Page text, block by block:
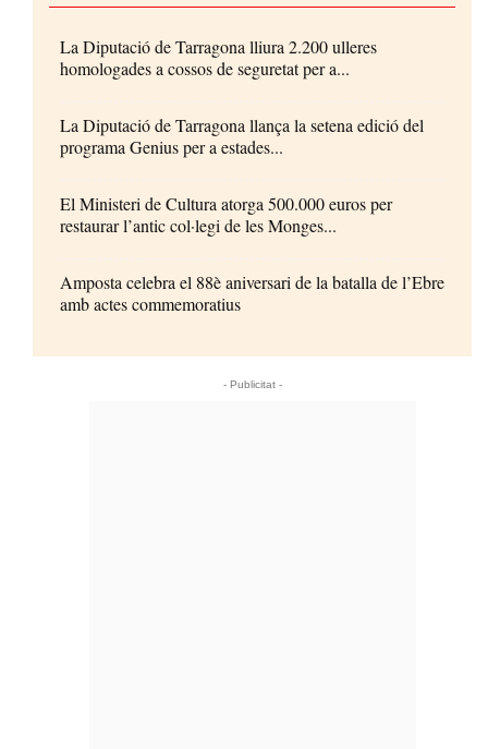
La Diputació de Tarragona lliura 2.200 ulleres
homologades a cossos de seguretat per a...
La Diputació de Tarragona llança la setena edició del
programa Genius per a estades...
El Ministeri de Cultura atorga 500.000 euros per
restaurar l’antic col·legi de les Monges...
Amposta celebra el 88è aniversari de la batalla de l’Ebre
amb actes commemoratius
- Publicitat -